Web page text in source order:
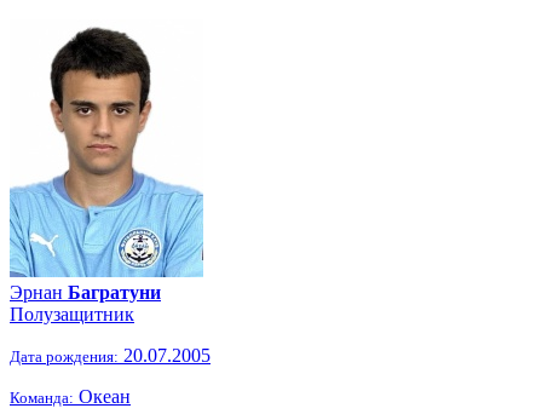
Эрнан Багратуни
Полузащитник
Дата рождения: 20.07.2005
Команда: Океан